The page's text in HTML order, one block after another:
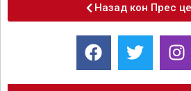
Назад кон Прес